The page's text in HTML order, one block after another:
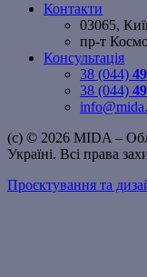
Контакти
03065,
пр-т
Консультація
38 (044)
38 (044)
(c) © 2026 MIDA –
Україні. Всі права
Проєктування та